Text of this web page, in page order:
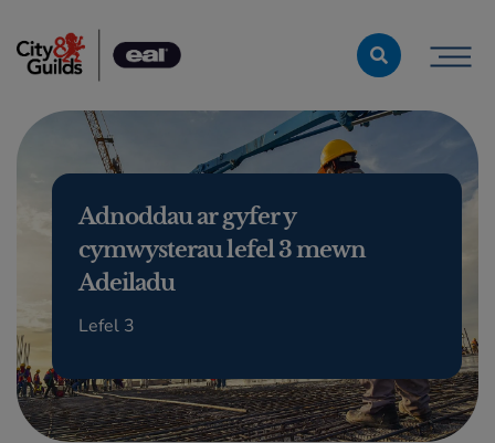
Adnoddau ar gyfer y
cymwysterau lefel 3 mewn
Adeiladu
Lefel 3